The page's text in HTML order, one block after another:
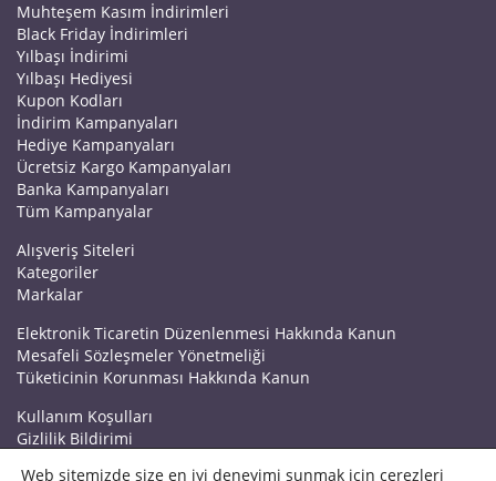
Muhteşem Kasım İndirimleri
Black Friday İndirimleri
Yılbaşı İndirimi
Yılbaşı Hediyesi
Kupon Kodları
İndirim Kampanyaları
Hediye Kampanyaları
Ücretsiz Kargo Kampanyaları
Banka Kampanyaları
Tüm Kampanyalar
Alışveriş Siteleri
Kategoriler
Markalar
Elektronik Ticaretin Düzenlenmesi Hakkında Kanun
Mesafeli Sözleşmeler Yönetmeliği
Tüketicinin Korunması Hakkında Kanun
Kullanım Koşulları
Gizlilik Bildirimi
Web sitemizde size en iyi deneyimi sunmak için çerezleri